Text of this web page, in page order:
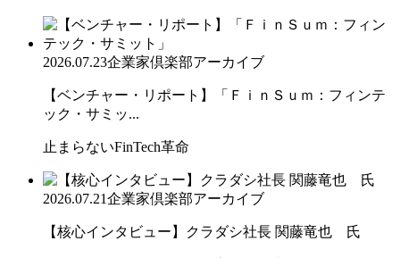
2026.07.23企業家倶楽部アーカイブ
【ベンチャー・リポート】「ＦｉｎＳｕｍ：フィンテ
ック・サミッ...
止まらないFinTech革命
2026.07.21企業家倶楽部アーカイブ
【核心インタビュー】クラダシ社長 関藤竜也 氏